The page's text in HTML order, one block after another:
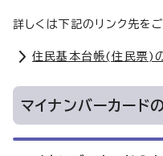
詳しくは下記のリンク先を
住民基本台帳(住民票)
マイナンバーカード